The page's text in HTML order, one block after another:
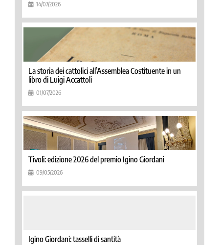
14/07/2026
La storia dei cattolici all’Assemblea Costituente in un
libro di Luigi Accattoli
01/07/2026
Tivoli: edizione 2026 del premio Igino Giordani
09/05/2026
Igino Giordani: tasselli di santità